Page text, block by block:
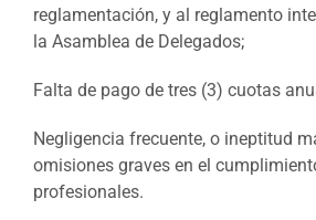
reglamentación, y al reglamento
la Asamblea de Delegados;
Falta de pago de tres (3) cuotas
Negligencia frecuente, o ineptitud
omisiones graves en el
profesionales.